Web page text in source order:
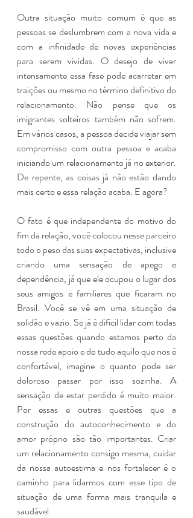
Outra situação muito comum é que as
pessoas se deslumbrem com a nova vida e
com a infinidade de novas experiências
para serem vividas. O desejo de viver
intensamente essa fase pode acarretar em
traições ou mesmo no término definitivo do
relacionamento. Não pense que os
imigrantes solteiros também não sofrem.
Em vários casos, a pessoa decide viajar sem
compromisso com outra pessoa e acaba
iniciando um relacionamento já no exterior.
De repente, as coisas já não estão dando
mais certo e essa relação acaba. E agora?
O fato é que independente do motivo do
fim da relação, você colocou nesse parceiro
todo o peso das suas expectativas, inclusive
criando uma sensação de apego e
dependência, já que ele ocupou o lugar dos
seus amigos e familiares que ficaram no
Brasil. Você se vê em uma situação de
solidão e vazio. Se já é difícil lidar com todas
essas questões quando estamos perto da
nossa rede apoio e de tudo aquilo que nos é
confortável, imagine o quanto pode ser
doloroso passar por isso sozinha. A
sensação de estar perdido é muito maior.
Por essas e outras questões que a
construção do autoconhecimento e do
amor próprio são tão importantes. Criar
um relacionamento consigo mesma, cuidar
da nossa autoestima e nos fortalecer é o
caminho para lidarmos com esse tipo de
situação de uma forma mais tranquila e
saudável.